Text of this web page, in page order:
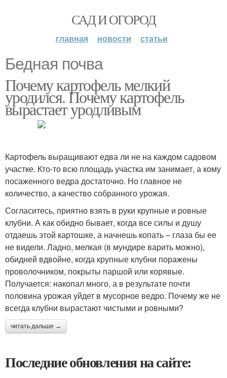
САД И ОГОРОД
главная новости статьи
Бедная почва
Почему картофель мелкий
уродился. Почему картофель
вырастает уродливым
Картофель выращивают едва ли не на каждом садовом
участке. Кто-то всю площадь участка им занимает, а кому
посаженного ведра достаточно. Но главное не
количество, а качество собранного урожая.
Согласитесь, приятно взять в руки крупные и ровные
клубни. А как обидно бывает, когда все силы и душу
отдаешь этой картошке, а начнешь копать – глаза бы ее
не видели. Ладно, мелкая (в мундире варить можно),
обидней вдвойне, когда крупные клубни поражены
проволочником, покрыты паршой или корявые.
Получается: накопал много, а в результате почти
половина урожая уйдет в мусорное ведро. Почему же не
всегда клубни вырастают чистыми и ровными?
читать дальше →
Последние обновления на сайте: